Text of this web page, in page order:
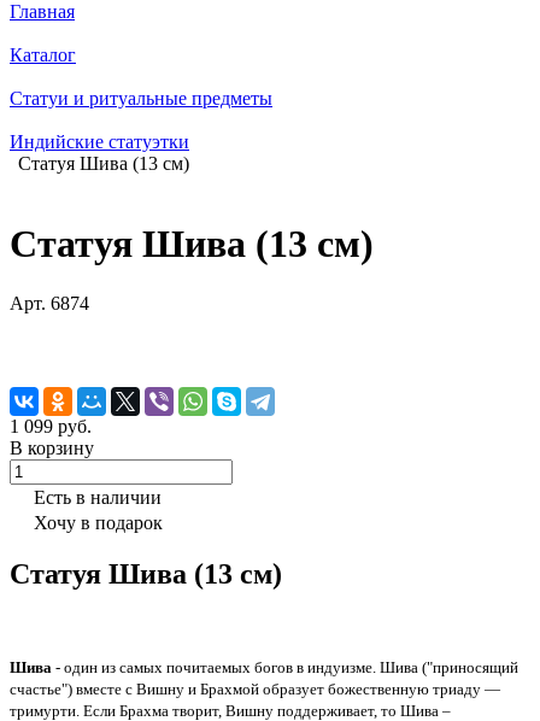
Главная
Каталог
Статуи и ритуальные предметы
Индийские статуэтки
Статуя Шива (13 см)
Статуя Шива (13 см)
Арт. 6874
1 099 руб.
В корзину
Есть в наличии
Хочу в подарок
Статуя Шива (13 см)
Шива - один из самых почитаемых богов в индуизме. Шива ("приносящий
счастье") вместе с Вишну и Брахмой образует божественную триаду —
тримурти. Если Брахма творит, Вишну поддерживает, то Шива –